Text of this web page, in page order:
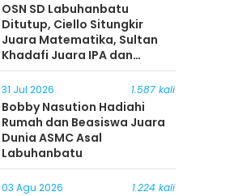
OSN SD Labuhanbatu
Ditutup, Ciello Situngkir
Juara Matematika, Sultan
Khadafi Juara IPA dan
Timothy Rangkuti Juara IPS
31 Jul 2026 1.587 kali
Bobby Nasution Hadiahi
Rumah dan Beasiswa Juara
Dunia ASMC Asal
Labuhanbatu
03 Agu 2026 1.224 kali